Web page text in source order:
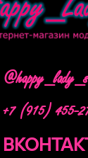
+7 (915) 455-